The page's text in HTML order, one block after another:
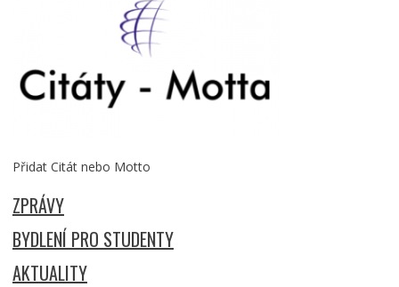
Přidat Citát nebo Motto
ZPRÁVY
BYDLENÍ PRO STUDENTY
AKTUALITY